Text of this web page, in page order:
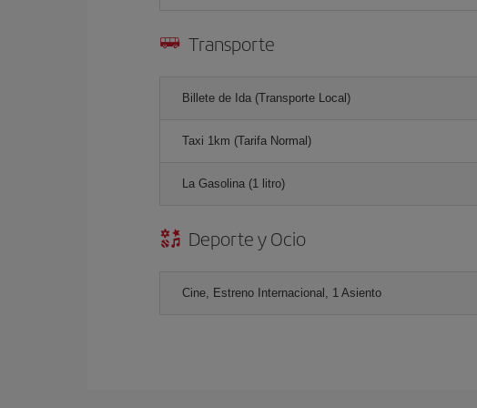
Transporte
Billete de Ida (Transporte Local)
Taxi 1km (Tarifa Normal)
La Gasolina (1 litro)
Deporte y Ocio
Cine, Estreno Internacional, 1 Asiento